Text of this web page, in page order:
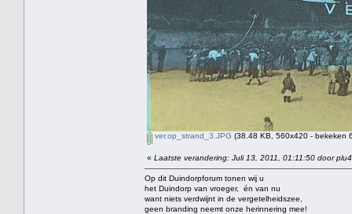
ver.op_strand_3.JPG (38.48 KB, 560x420 - bekeken
« Laatste verandering: Juli 13, 2011, 01:11:50 door plu4
Op dit Duindorpforum tonen wij u
het Duindorp van vroeger, én van nu
want niets verdwijnt in de vergetelheidszee,
geen branding neemt onze herinnering mee!